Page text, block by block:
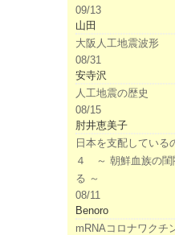
09/13
山田
大阪人工地震波形
08/31
安寺沢
人工地震の歴史
08/15
肘井恵美子
日本を支配している
４ ～ 朝鮮血族の閨
る ～
08/11
Benoro
mRNAコロナワクチ